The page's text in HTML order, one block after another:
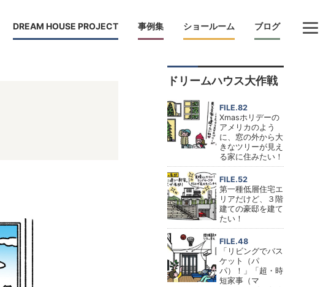
DREAM HOUSE PROJECT 事例集 ショールーム ブログ
ドリームハウス大作戦
FILE.82
Xmasホリデーの
アメリカのよう
に、窓の外から大
きなツリーが見え
る家に住みたい！
FILE.52
第一種低層住宅エ
リアだけど、３階
建ての豪邸を建て
たい！
FILE.48
「リビングでバス
ケット（パ
パ）！」「超・時
短家事（マ